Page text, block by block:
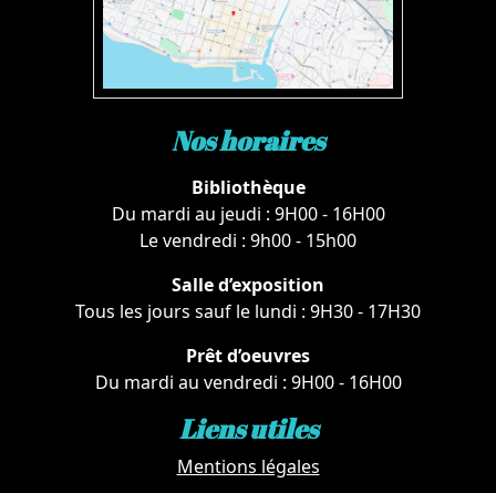
Nos horaires
Bibliothèque
Du mardi au jeudi : 9H00 - 16H00
Le vendredi : 9h00 - 15h00
Salle d’exposition
Tous les jours sauf le lundi : 9H30 - 17H30
Prêt d’oeuvres
Du mardi au vendredi : 9H00 - 16H00
Liens utiles
Mentions légales